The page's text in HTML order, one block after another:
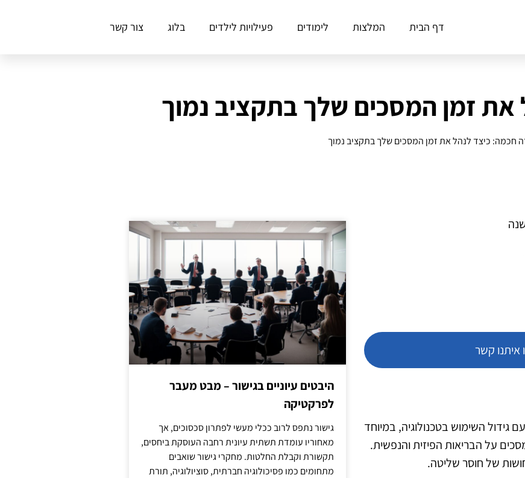
דף הבית המלצות לימודים פעילויות לילדים בלוג צור קשר
זמן המסכים שלך בתקציב נמוך
חכמה: כיצד לנהל את זמן המסכים שלך בתקציב נמוך
קשר
גידול השימוש בטכנולוגיה, במיוחד
על הבריאות הפיזית והנפשית.
של חוסר שליטה.
היבטים עיוניים בגישור – מבט מעבר
לפרקטיקה
גישור נתפס לרוב ככלי מעשי לפתרון סכסוכים, אך
מאחוריו עומדת תשתית עיונית רחבה העוסקת ביחסים,
תקשורת וקבלת החלטות. מחקרי גישור שואבים
מתחומים כמו פסיכולוגיה חברתית, סוציולוגיה, תורת